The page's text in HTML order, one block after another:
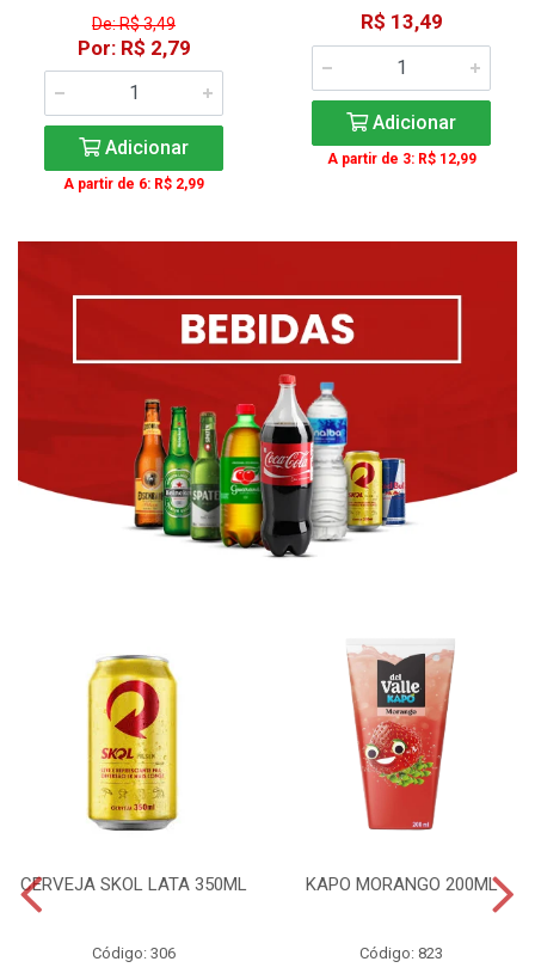
De: R$ 3,49
Por: R$ 2,79
Adicionar
A partir de 6: R$ 2,99
R$ 13,49
Adicionar
A partir de 3: R$ 12,99
CERVEJA SKOL LATA 350ML
Código: 306
KAPO MORANGO 200ML
Código: 823